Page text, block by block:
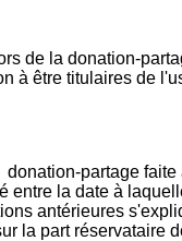
de la donation-
à être titulaires de
partage
entre la date à
antérieures
la part réservataire